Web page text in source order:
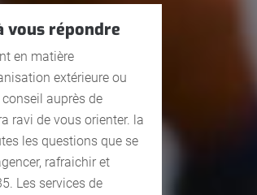
vous répondre
en matière
extérieure ou
auprès de
ravi de vous orienter. la
les questions que se
rafraichir et
Les services de